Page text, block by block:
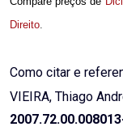
Direito.
Como citar e
VIEIRA, Thiago